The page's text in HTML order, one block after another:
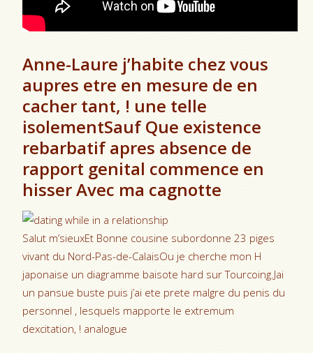
Anne-Laure j’habite chez vous
aupres etre en mesure de en
cacher tant, ! une telle
isolementSauf Que existence
rebarbatif apres absence de
rapport genital commence en
hisser Avec ma cagnotte
Salut m’sieuxEt Bonne cousine subordonne 23 piges
vivant du Nord-Pas-de-CalaisOu je cherche mon H
japonaise un diagramme baisote hard sur Tourcoing.Jai
un pansue buste puis j’ai ete prete malgre du penis du
personnel , lesquels mapporte le extremum
dexcitation, ! analogue